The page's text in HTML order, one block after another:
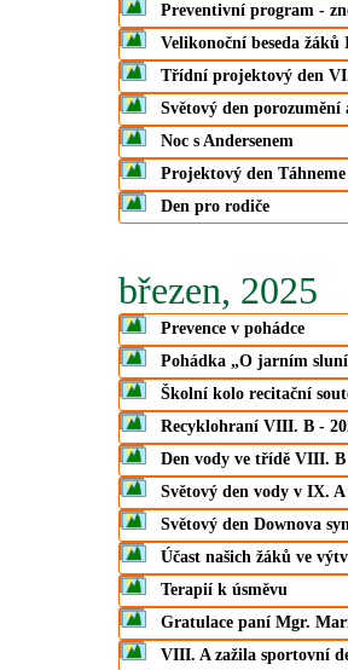
Preventivní program -
Velikonoční beseda žáků
Třídní projektový den
Světový den porozumění
Noc s Andersenem
Projektový den Táhneme
Den pro rodiče
březen, 2025
Prevence v pohádce
Pohádka „O jarním
Školní kolo recitační
Recyklohraní VIII. B -
Den vody ve třídě VIII. B
Světový den vody v IX. A
Světový den Downova
Účast našich žáků ve
Terapií k úsměvu
Gratulace paní Mgr.
VIII. A zažila sportovní